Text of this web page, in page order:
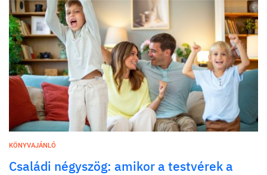
KÖNYVAJÁNLÓ
Családi négyszög: amikor a testvérek a